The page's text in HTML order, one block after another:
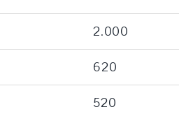
2.000
620
520